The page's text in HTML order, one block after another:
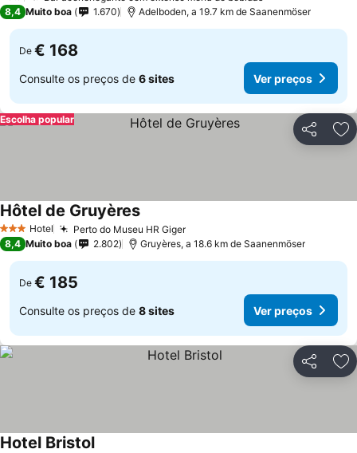
8,4 Muito boa 1.670 Adelboden, a 19.7 km de Saanenmöser
De € 168
Consulte os preços de 6 sites Ver preços
Partilhar
Escolha popular
3 EstrelasHotel Perto do Museu HR Giger
Hôtel de Gruyères
8,4 Muito boa 2.802 Gruyères, a 18.6 km de Saanenmöser
De € 185
Consulte os preços de 8 sites Ver preços
Partilhar
Hotel Bristol